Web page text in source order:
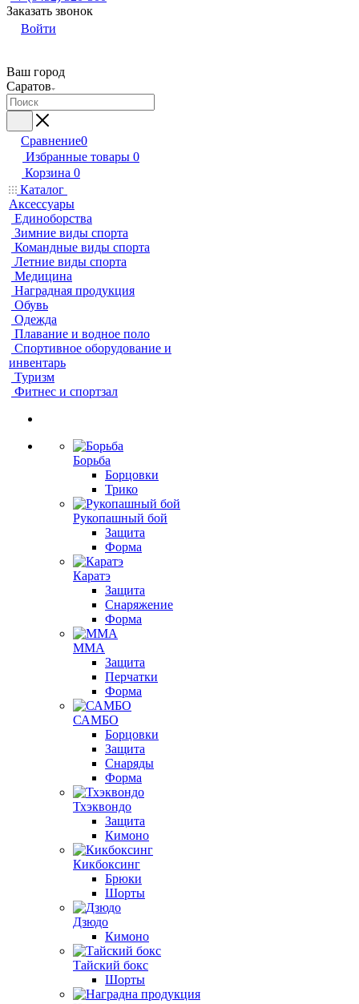
Заказать звонок
Войти
Ваш город
Саратов
Сравнение0
Избранные товары 0
Корзина 0
Каталог
Аксессуары
Единоборства
Зимние виды спорта
Командные виды спорта
Летние виды спорта
Медицина
Наградная продукция
Обувь
Одежда
Плавание и водное поло
Спортивное оборудование и
инвентарь
Туризм
Фитнес и спортзал
Борьба
Борцовки
Трико
Рукопашный бой
Защита
Форма
Каратэ
Защита
Снаряжение
Форма
ММА
Защита
Перчатки
Форма
САМБО
Борцовки
Защита
Снаряды
Форма
Тхэквондо
Защита
Кимоно
Кикбоксинг
Брюки
Шорты
Дзюдо
Кимоно
Тайский бокс
Шорты